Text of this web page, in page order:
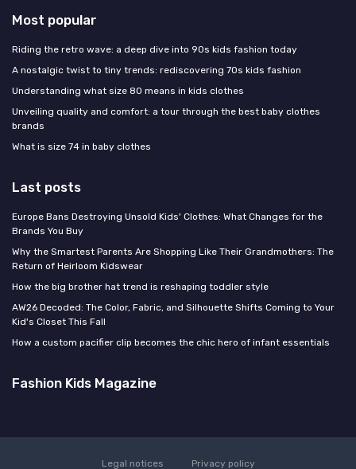
Most popular
Riding the retro wave: a deep dive into 90s kids fashion today
A nostalgic twist to tiny trends: rediscovering 70s kids fashion
Understanding what size 80 means in kids clothes
Unveiling quality and comfort: a tour through the best baby clothes
brands
What is size 74 in baby clothes
Last posts
Europe Bans Destroying Unsold Kids' Clothes: What Changes for the
Brands You Buy
Why the Smartest Parents Are Shopping Like Their Grandmothers: The
Return of Heirloom Kidswear
How the big brother hat trend is reshaping toddler style
AW26 Decoded: The Color, Fabric, and Silhouette Shifts Coming to Your
Kid's Closet This Fall
How a custom pacifier clip becomes the chic hero of infant essentials
Fashion Kids Magazine
Legal notices Privacy policy